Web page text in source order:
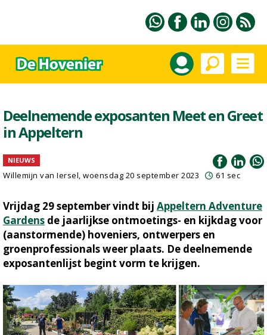
Deelnemende exposanten Meet en Greet
in Appeltern
NIEUWS
Willemijn van Iersel, woensdag 20 september 2023 61 sec
Vrijdag 29 september vindt bij Appeltern Adventure
Gardens de jaarlijkse ontmoetings- en kijkdag voor
(aanstormende) hoveniers, ontwerpers en
groenprofessionals weer plaats. De deelnemende
exposantenlijst begint vorm te krijgen.